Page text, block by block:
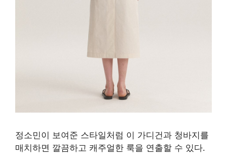
정소민이 보여준 스타일처럼 이 가디건과 청바지를
매치하면 깔끔하고 캐주얼한 룩을 연출할 수 있다.